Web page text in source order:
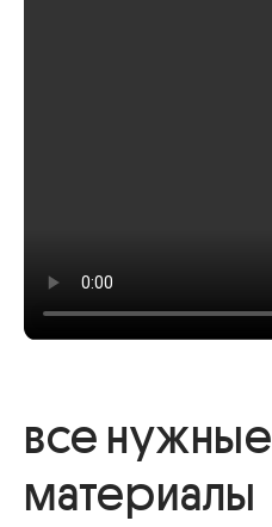
все нужные
материалы